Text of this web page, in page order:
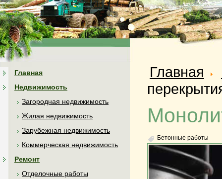
Главная
Недвижимость
Загородная недвижимость
Жилая недвижимость
Зарубежная недвижимость
Коммерческая недвижимость
Ремонт
Отделочные работы
Главная
Бетонные работы